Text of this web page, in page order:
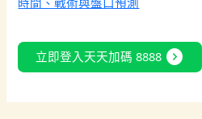
立即登入天天加碼 8888 expand_circle_right